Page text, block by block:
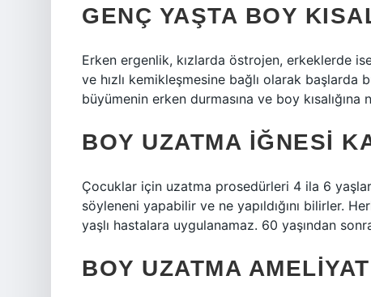
GENÇ YAŞTA BOY
Erken ergenlik, kızlarda östrojen, erkeklerde
ve hızlı kemikleşmesine bağlı olarak başlarda
büyümenin erken durmasına ve boy kısalığına
BOY UZATMA IĞNESI
Çocuklar için uzatma prosedürleri 4 ila 6
söyleneni yapabilir ve ne yapıldığını bilirler.
yaşlı hastalara uygulanamaz. 60 yaşından
BOY UZATMA